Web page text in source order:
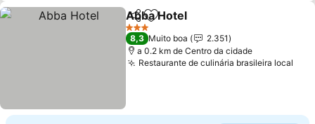
PartilharAdicionar aos favoritos
Abba Hotel
3 Estrelas
8,3 Muito boa
2.351
a 0.2 km de Centro da cidade
Restaurante de culinária brasileira local